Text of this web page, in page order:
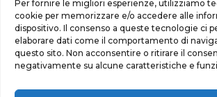
Per fornire le migliori esperienze, utilizziamo
cookie per memorizzare e/o accedere alle
dispositivo. Il consenso a queste tecnologie ci
elaborare dati come il comportamento di
questo sito. Non acconsentire o ritirare il
negativamente su alcune caratteristiche e